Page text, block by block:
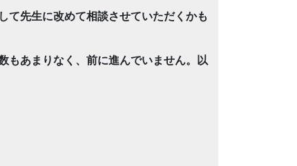
て先生に改めて相談させていただくかも
もあまりなく、前に進んでいません。以